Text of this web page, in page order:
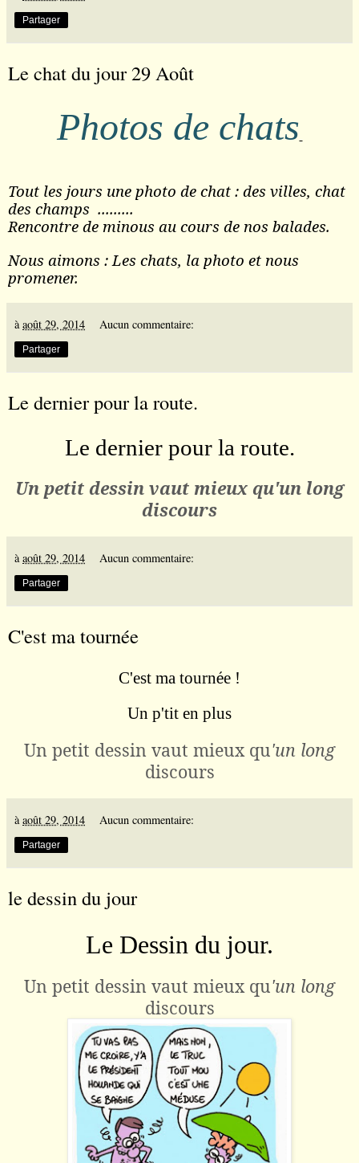
Partager
Le chat du jour 29 Août
Photos de chats
Tout les jours une photo de chat : des villes, chat
des champs .........
Rencontre de minous au cours de nos balades.
Nous aimons : Les chats, la photo et nous
promener.
àaoût 29, 2014 Aucun commentaire:
Partager
Le dernier pour la route.
Le dernier pour la route.
Un petit dessin vaut mieux qu'un long
discours
àaoût 29, 2014 Aucun commentaire:
Partager
C'est ma tournée
C'est ma tournée !
Un p'tit en plus
Un petit dessin vaut mieux qu'un long
discours
àaoût 29, 2014 Aucun commentaire:
Partager
le dessin du jour
Le Dessin du jour.
Un petit dessin vaut mieux qu'un long
discours